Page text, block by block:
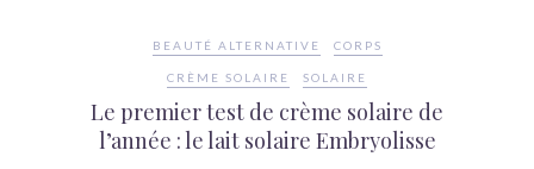
BEAUTÉ ALTERNATIVE CORPS
CRÈME SOLAIRE SOLAIRE
Le premier test de crème solaire de
l’année : le lait solaire Embryolisse